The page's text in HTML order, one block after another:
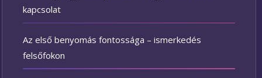
kapcsolat
Az első benyomás fontossága – ismerkedés
felsőfokon